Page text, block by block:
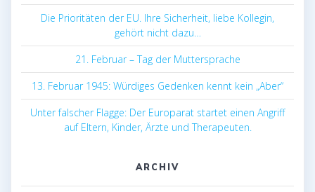
Die Prioritäten der EU. Ihre Sicherheit, liebe Kollegin,
gehört nicht dazu…
21. Februar – Tag der Muttersprache
13. Februar 1945: Würdiges Gedenken kennt kein „Aber“
Unter falscher Flagge: Der Europarat startet einen Angriff
auf Eltern, Kinder, Ärzte und Therapeuten.
ARCHIV